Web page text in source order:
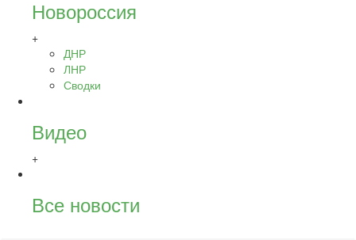
Новороссия
+
ДНР
ЛНР
Сводки
Видео
+
Все новости